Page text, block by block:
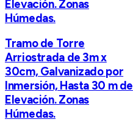
Elevación. Zonas
Húmedas.
Tramo de Torre
Arriostrada de 3m x
30cm, Galvanizado por
Inmersión, Hasta 30 m de
Elevación. Zonas
Húmedas.